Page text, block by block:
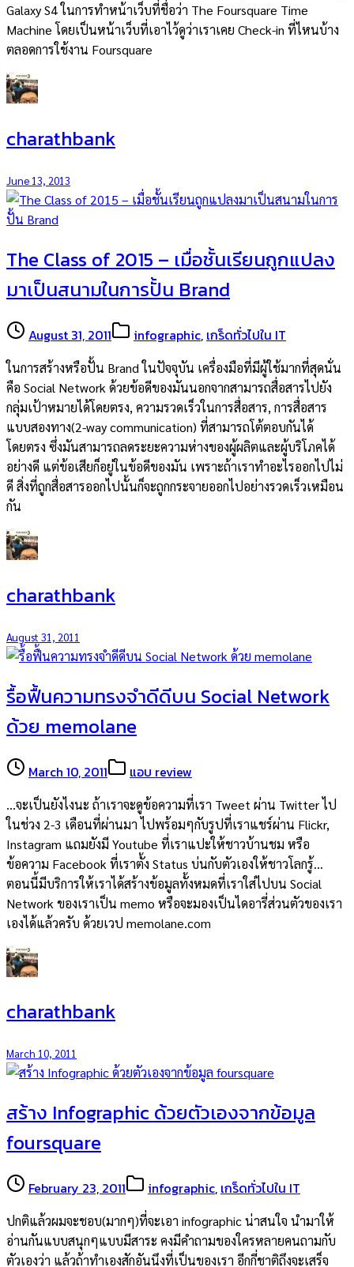
Galaxy S4 ในการทำหน้าเว็บที่ชื่อว่า The Foursquare Time
Machine โดยเป็นหน้าเว็บที่เอาไว้ดูว่าเราเคย Check-in ที่ไหนบ้าง
ตลอดการใช้งาน Foursquare
charathbank
June 13, 2013
The Class of 2015 – เมื่อชั้นเรียนถูกแปลง
มาเป็นสนามในการปั้น Brand
August 31, 2011 infographic, เกร็ดทั่วไปใน IT
ในการสร้างหรือปั้น Brand ในปัจจุบัน เครื่องมือที่มีผู้ใช้มากที่สุดนั่น
คือ Social Network ด้วยข้อดีของมันนอกจากสามารถสื่อสารไปยัง
กลุ่มเป้าหมายได้โดยตรง, ความรวดเร็วในการสื่อสาร, การสื่อสาร
แบบสองทาง(2-way communication) ที่สามารถโต้ตอบกันได้
โดยตรง ซึ่งมันสามารถลดระยะความห่างของผู้ผลิตและผู้บริโภคได้
อย่างดี แต่ข้อเสียก็อยู่ในข้อดีของมัน เพราะถ้าเราทำอะไรออกไปไม่
ดี สิ่งที่ถูกสื่อสารออกไปนั้นก็จะถูกกระจายออกไปอย่างรวดเร็วเหมือน
กัน
charathbank
August 31, 2011
รื้อฟื้นความทรงจำดีดีบน Social Network
ด้วย memolane
March 10, 2011 แอบ review
…จะเป็นยังไงนะ ถ้าเราจะดูข้อความที่เรา Tweet ผ่าน Twitter ไป
ในช่วง 2-3 เดือนที่ผ่านมา ไปพร้อมๆกับรูปที่เราแชร์ผ่าน Flickr,
Instagram แถมยังมี Youtube ที่เราแปะให้ชาวบ้านชม หรือ
ข้อความ Facebook ที่เราตั้ง Status บ่นกับตัวเองให้ชาวโลกรู้…
ตอนนี้มีบริการให้เราได้สร้างข้อมูลทั้งหมดที่เราใส่ไปบน Social
Network ของเราเป็น memo หรือจะมองเป็นไดอารี่ส่วนตัวของเรา
เองได้แล้วครับ ด้วยเวป memolane.com
charathbank
March 10, 2011
สร้าง Infographic ด้วยตัวเองจากข้อมูล
foursquare
February 23, 2011 infographic, เกร็ดทั่วไปใน IT
ปกติแล้วผมจะชอบ(มากๆ)ที่จะเอา infographic น่าสนใจ นำมาให้
อ่านกันแบบสนุกๆแบบมีสาระ คงมีคำถามของใครหลายคนถามกับ
ตัวเองว่า แล้วถ้าทำเองสักอันนึงที่เป็นของเรา อีกกี่ชาติถึงจะเสร็จ